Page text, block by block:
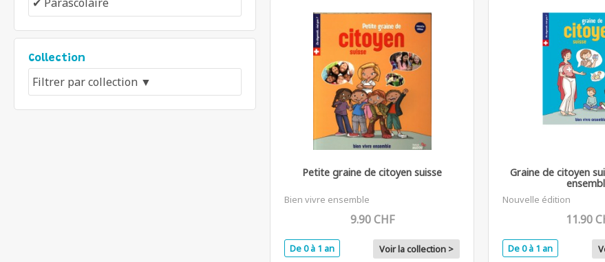
Collection
Petite graine de citoyen suisse
Bien vivre ensemble
9.90 CHF
De 0 à 1 an Voir la collection >
Graine de citoyen
Nouvelle édition
11.90
De 0 à 1 an